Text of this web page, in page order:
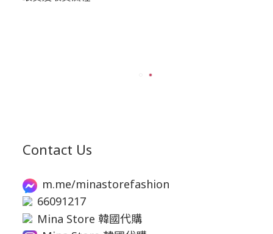
Contact Us
m.me/minastorefashion
66091217
Mina Store 韓國代購